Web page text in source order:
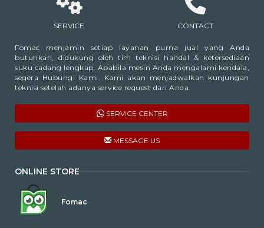
SERVICE CONTACT
Fomac menjamin setiap layanan purna jual yang Anda
butuhkan, didukung oleh tim teknisi handal & ketersediaan
suku cadang lengkap. Apabila mesin Anda mengalami kendala,
segera Hubungi Kami. Kami akan menjadwalkan kunjungan
teknisi setelah adanya service request dari Anda.
SERVICE CENTER
MESSAGE US
ONLINE STORE
Fomac